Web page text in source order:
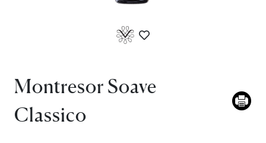
Montresor Soave
Classico